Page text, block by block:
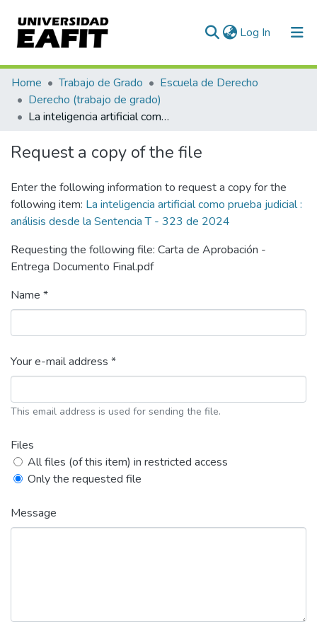
Log In (current)
Communities & Collections
All of DSpace
Home Trabajo de Grado
Escuela de Derecho
Derecho (trabajo de grado)
La inteligencia artificial como prueba judicial : análisis desde la Sentencia T - 323 de 2024
Request a copy of the file
Enter the following information to request a copy for the
following item: La inteligencia artificial como prueba judicial :
análisis desde la Sentencia T - 323 de 2024
Requesting the following file: Carta de Aprobación -
Entrega Documento Final.pdf
Name *
Your e-mail address *
This email address is used for sending the file.
Files
All files (of this item) in restricted access
Only the requested file
Message